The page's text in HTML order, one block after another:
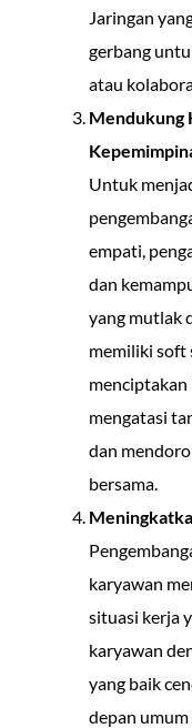
Jaringan
gerbang
atau
Mendukung
Untuk
empati,
dan
yang mutlak
memiliki soft
menciptakan
mengatasi
dan
bersama.
karyawan
situasi kerja
karyawan
yang baik
depan